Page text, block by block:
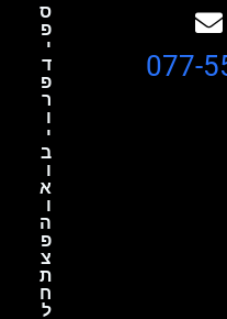
ס
פ
י
ד
פ
ר
ו
י
ב
ו
א
ו
ה
פ
צ
ת
ח
ל